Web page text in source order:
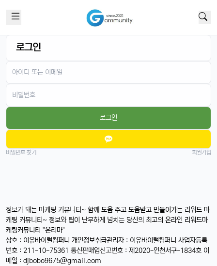
로그인
로그인
비밀번호 찾기 회원가입
정보가 돼는 마케팅 커뮤니티~ 함께 도움 주고 도움받고 만들어가는 리워드 마
케팅 커뮤니티~ 정보와 팁이 난무하게 넘치는 당신의 최고의 온라인 리워드마
케팅커뮤니티 "온리마"
상호 : 이유바이럴컴퍼니 개인정보취급관리자 : 이유바이럴컴퍼니 사업자등록
번호 : 211-10-75361 통신판매업신고번호 : 제2020-인천서구-1834호 이
메일 : djbobo9675@gmail.com